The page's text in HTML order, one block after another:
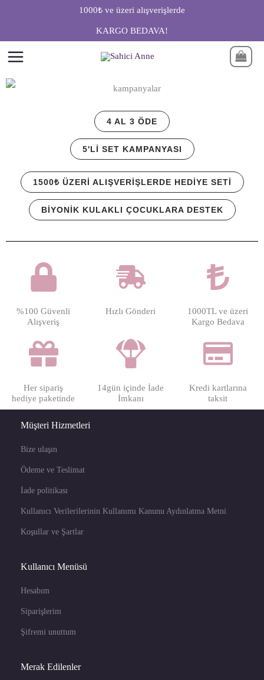
1000₺ ve üzeri alışverişlerde
KARGO BEDAVA!
4 AL 3 ÖDE
5'LI SET KAMPANYASI
1500₺ ÜZERI ALIŞVERIŞLERDE HEDIYE SETI
BIYONIK KULAKLI ÇOCUKLARA DESTEK
%100 Güvenli
Alışveriş
Hızlı Gönderi
1000TL ve üzeri
Kargo Bedava
Her sipariş
hediye paketinde
14gün içinde İade
İmkanı
Kredi kartlarına
taksit
Müşteri Hizmetleri
Bize ulaşın
Ödeme ve Teslimat
İade politikası
Kullanıcı Verilerilerinin Kullanımı Kanunu Aydınlatma Metni
Koşullar ve Şartlar
Kullanıcı Menüsü
Hesabım
Siparişlerim
Şifremi unuttum
Merak Edilenler